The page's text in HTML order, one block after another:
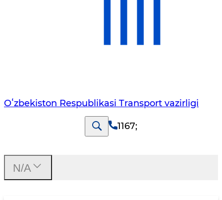
Oʻzbekiston Respublikasi Transport vazirligi
1167;
N/A